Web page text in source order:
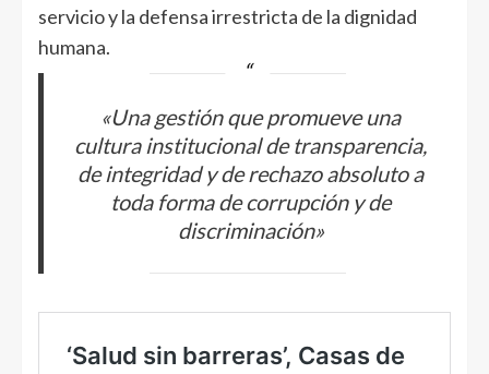
servicio y la defensa irrestricta de la dignidad
humana.
«Una gestión que promueve una
cultura institucional de transparencia,
de integridad y de rechazo absoluto a
toda forma de corrupción y de
discriminación»